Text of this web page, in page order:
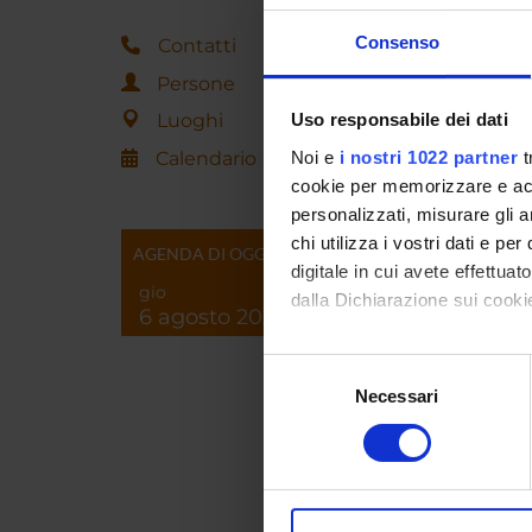
Consenso
Uso responsabile dei dati
Noi e i nostri 1022 partner
cookie per memorizzare e
personalizzati, misurare gli
chi utilizza i vostri dati e per
digitale in cui avete
dalla Dichiarazione sui
Con il tuo consenso,
raccogliere
digitali).
modificare o ritirare il tuo
Necessari
Contatti
Persone
Luoghi
Calendario
AGENDA DI OGGI
gio
6 agosto 2026
da
usare